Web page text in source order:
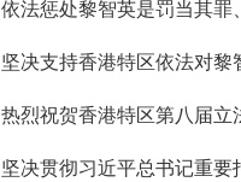
法惩处黎智英是罚当其
决支持香港特区依法对
烈祝贺香港特区第八届
决贯彻习近平总书记重